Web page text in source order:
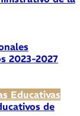
2023-2027
Educativas
de